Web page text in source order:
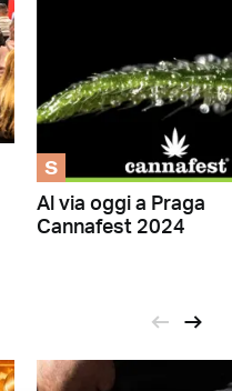
S
Al via oggi a Praga
Cannafest 2024